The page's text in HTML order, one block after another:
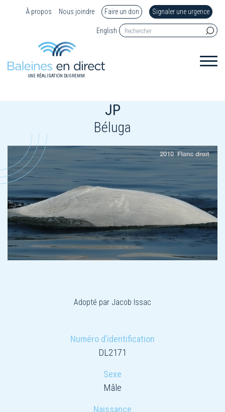
À propos Nous joindre Faire un don Signaler une urgence
English
UNE RÉALISATION DU GREMM
JP
Béluga
Adopté par Jacob Issac
Numéro d’identification
DL2171
Sexe
Mâle
Naissance